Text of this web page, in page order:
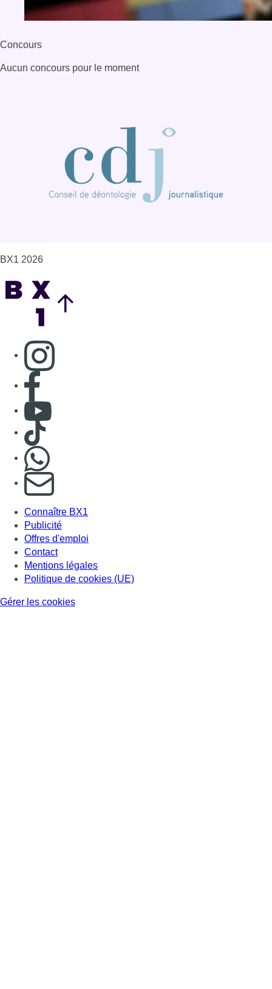
Concours
Aucun concours pour le moment
BX1 2026
Consulter page Instagram
Consulter page Facebook
Consulter Youtube
Consulter TikTok
S'abonner à notre newsletter
Connaître BX1
Publicité
Offres d'emploi
Contact
Mentions légales
Politique de cookies (UE)
Gérer les cookies